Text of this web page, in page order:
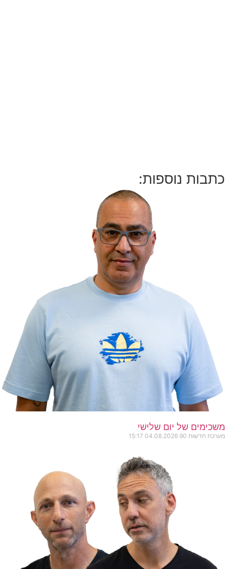
כתבות נוספות:
משכימים של יום שלישי
מערכת חדשות 90 04.08.2026
15:17